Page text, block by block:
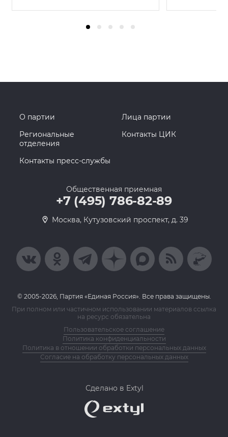
О партии
Лица партии
Региональные
отделения
Контакты ЦИК
Контакты пресс-службы
Общественная приемная
+7 (495) 786-82-89
Москва, Кутузовский проспект, д. 39
© 2005-2026, Партия «Единая Россия». Все права защищены.
При полном или частичном использовании материалов ссылка
на ресурс обязательна
Пользовательское соглашение
Политика конфиденциальности
Политика в отношении обработки персональных данных
Согласие на обработку персональных данных
Сделано в Extyl